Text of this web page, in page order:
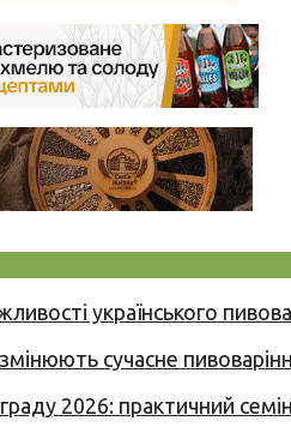
українського
сучасне
2026: практичний